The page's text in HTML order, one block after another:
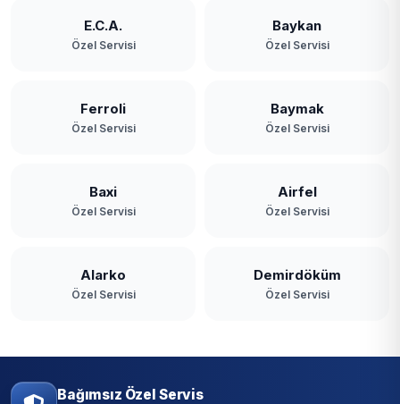
E.C.A.
Özel Servisi
Baykan
Özel Servisi
Ferroli
Özel Servisi
Baymak
Özel Servisi
Baxi
Özel Servisi
Airfel
Özel Servisi
Alarko
Özel Servisi
Demirdöküm
Özel Servisi
Bağımsız Özel Servis